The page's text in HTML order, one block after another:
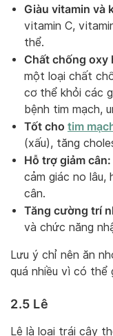
Giàu vitamin và
vitamin C,
thể.
Chất chống oxy
một loại chất
cơ thể khỏi các
bệnh tim mạch,
Tốt cho tim
(xấu), tăng
Hỗ trợ giảm cân:
cảm giác no lâu,
cân.
Tăng cường trí
và chức năng
Lưu ý chỉ nên ăn
quá nhiều vì có thể
2.5 Lê
Lê là loại trái cây